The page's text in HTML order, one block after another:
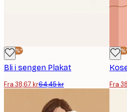
-40%*
Bli i sengen Plakat
Fra 38,67 kr64,45 kr
-
Fra